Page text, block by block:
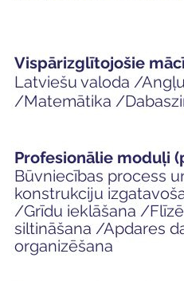
Vispārizglītojošie
Latviešu valoda /
/Matemātika /
Profesionālie moduļi
Būvniecības process
konstrukciju
/Grīdu ieklāšana /
siltināšana /Apdares
organizēšana